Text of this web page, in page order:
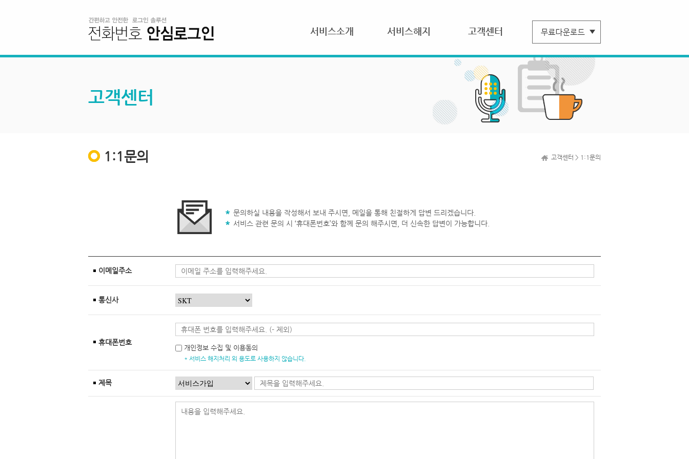
서비스소개 서비스해지 고객센터
고객센터
1:1문의 고객센터 > 1:1문의
문의하실 내용을 작성해서 보내 주시면, 메일을 통해 친절하게 답변 드리겠습니다.
서비스 관련 문의 시 ‘휴대폰번호’와 함께 문의 해주시면, 더 신속한 답변이 가능합니다.
이메일주소
통신사
휴대폰번호
개인정보 수집 및 이용동의
* 서비스 해지처리 외 용도로 사용하지 않습니다.
제목